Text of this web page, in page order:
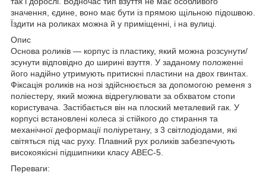
значення, єдине, воно має бути із прямою щільною підошвою.
Їздити на роликах можна й у приміщенні, і на вулиці.
Опис
Основа роликів — корпус із пластику, який можна розсунути/
зсунути відповідно до ширині взуття. У заданому положенні
його надійно утримують притискні пластини на двох гвинтах.
Фіксація роликів на нозі здійснюється за допомогою ременя з
поліестеру, який можна відрегулювати за обхватом стопи
користувача. Застібається він на плоский металевий гак. У
корпусі встановлені колеса зі стійкого до стирання та
механічної деформації поліуретану, з 3 світлодіодами, які
світяться під час руху. Плавний рух роликів забезпечують
високоякісні підшипники класу ABEC-5.
Переваги: